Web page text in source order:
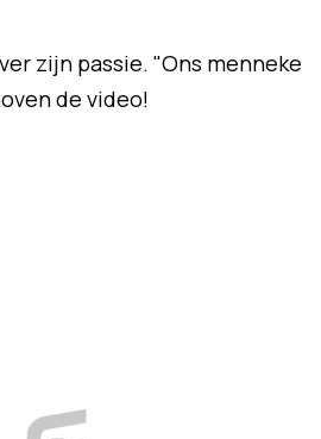
zijn passie. "Ons menneke
de video!